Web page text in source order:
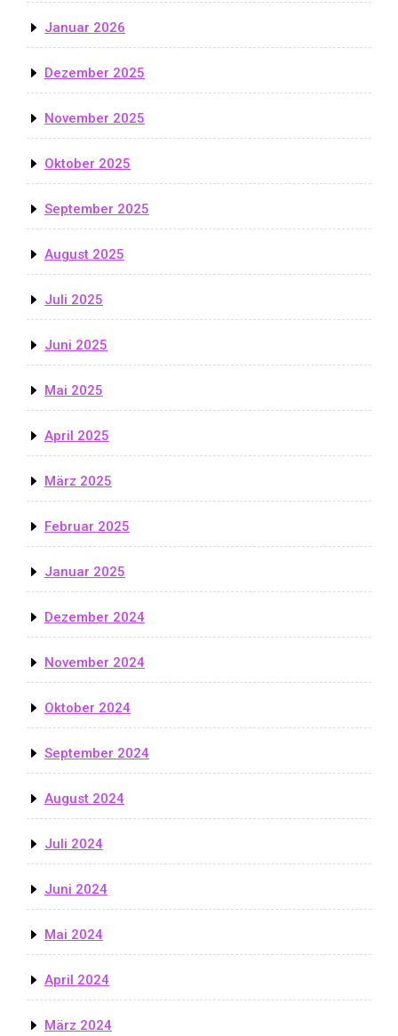
Januar 2026
Dezember 2025
November 2025
Oktober 2025
September 2025
August 2025
Juli 2025
Juni 2025
Mai 2025
April 2025
März 2025
Februar 2025
Januar 2025
Dezember 2024
November 2024
Oktober 2024
September 2024
August 2024
Juli 2024
Juni 2024
Mai 2024
April 2024
März 2024